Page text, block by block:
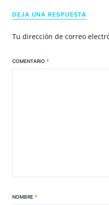
DEJA UNA RESPUESTA
Tu dirección de correo
COMENTARIO *
NOMBRE *